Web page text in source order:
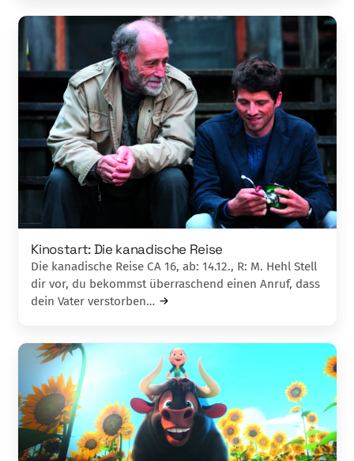
Kinostart: Die kanadische Reise
Die kanadische Reise CA 16, ab: 14.12., R: M. Hehl Stell
dir vor, du bekommst überraschend einen Anruf, dass
dein Vater verstorben…